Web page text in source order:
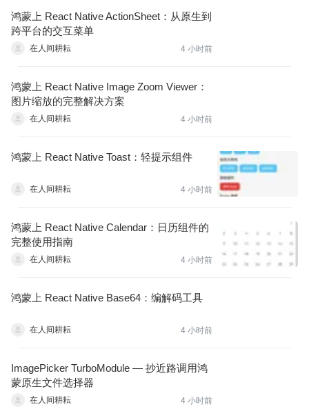
鸿蒙上 React Native ActionSheet：从原生到
跨平台的交互菜单
在人间耕耘 4 小时前
鸿蒙上 React Native Image Zoom Viewer：
图片缩放的完整解决方案
在人间耕耘 4 小时前
鸿蒙上 React Native Toast：轻提示组件
在人间耕耘 4 小时前
鸿蒙上 React Native Calendar：日历组件的
完整使用指南
在人间耕耘 4 小时前
鸿蒙上 React Native Base64：编解码工具
在人间耕耘 4 小时前
ImagePicker TurboModule — 抄近路调用鸿
蒙原生文件选择器
在人间耕耘 4 小时前